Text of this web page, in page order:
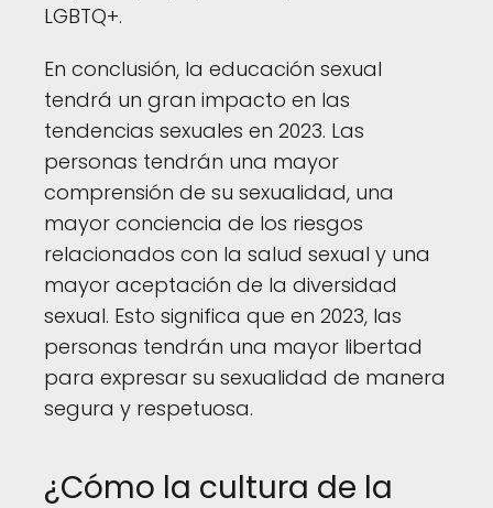
LGBTQ+.
En conclusión, la educación sexual
tendrá un gran impacto en las
tendencias sexuales en 2023. Las
personas tendrán una mayor
comprensión de su sexualidad, una
mayor conciencia de los riesgos
relacionados con la salud sexual y una
mayor aceptación de la diversidad
sexual. Esto significa que en 2023, las
personas tendrán una mayor libertad
para expresar su sexualidad de manera
segura y respetuosa.
¿Cómo la cultura de la